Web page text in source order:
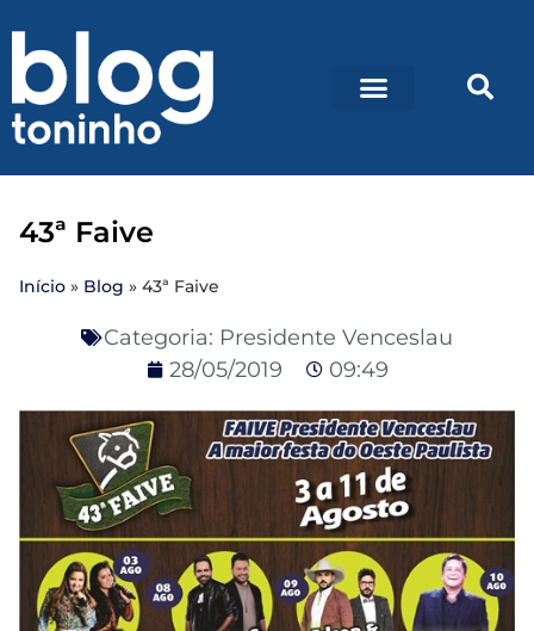
43ª Faive
Início » Blog » 43ª Faive
Categoria: Presidente Venceslau
28/05/2019
09:49